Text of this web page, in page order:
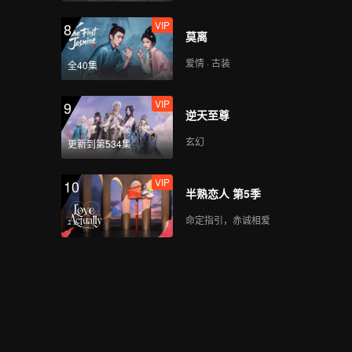
VIP
第5期加更：有点甜~喆
阳秋怡上演手指贴贴
第6期上：芋圆CP保龄
球约会高浓度撒糖
第6期下：高甜约会！雪
球CP骑马看夕阳
8
全40集
VIP
莫离
爱情 · 古装
9
更新到第534集
VIP
逆天至尊
玄幻
10 VIP
半熟恋人 第5季
命定指引，赤诚相爱